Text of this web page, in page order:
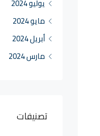
يوليو 2024
مايو 2024
أبريل 2024
مارس 2024
تصنيفات